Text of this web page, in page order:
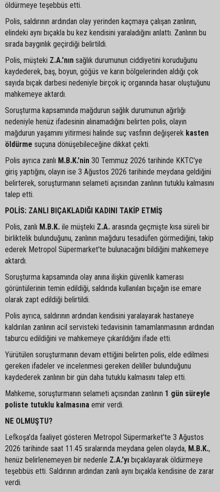
öldürmeye teşebbüs etti.
Polis, saldırının ardından olay yerinden kaçmaya çalışan zanlının,
elindeki aynı bıçakla bu kez kendisini yaraladığını anlattı. Zanlının bu
sırada baygınlık geçirdiği belirtildi.
Polis, müşteki Z.A.'nın sağlık durumunun ciddiyetini koruduğunu
kaydederek, baş, boyun, göğüs ve karın bölgelerinden aldığı çok
sayıda bıçak darbesi nedeniyle birçok iç organında hasar oluştuğunu
mahkemeye aktardı.
Soruşturma kapsamında mağdurun sağlık durumunun ağırlığı
nedeniyle henüz ifadesinin alınamadığını belirten polis, olayın
mağdurun yaşamını yitirmesi halinde suç vasfının değişerek kasten
öldürme suçuna dönüşebileceğine dikkat çekti.
Polis ayrıca zanlı M.B.K.'nin 30 Temmuz 2026 tarihinde KKTC'ye
giriş yaptığını, olayın ise 3 Ağustos 2026 tarihinde meydana geldiğini
belirterek, soruşturmanın selameti açısından zanlının tutuklu kalmasını
talep etti.
POLİS: ZANLI BIÇAKLADIĞI KADINI TAKİP ETMİŞ
Polis, zanlı M.B.K. ile müşteki Z.A. arasında geçmişte kısa süreli bir
birliktelik bulunduğunu, zanlının mağduru tesadüfen görmediğini, takip
ederek Metropol Süpermarket'te bulunacağını bildiğini mahkemeye
aktardı.
Soruşturma kapsamında olay anına ilişkin güvenlik kamerası
görüntülerinin temin edildiği, saldırıda kullanılan bıçağın ise emare
olarak zapt edildiği belirtildi.
Polis ayrıca, saldırının ardından kendisini yaralayarak hastaneye
kaldırılan zanlının acil servisteki tedavisinin tamamlanmasının ardından
taburcu edildiğini ve mahkemeye çıkarıldığını ifade etti.
Yürütülen soruşturmanın devam ettiğini belirten polis, elde edilmesi
gereken ifadeler ve incelenmesi gereken deliller bulunduğunu
kaydederek zanlının bir gün daha tutuklu kalmasını talep etti.
Mahkeme, soruşturmanın selameti açısından zanlının 1 gün süreyle
poliste tutuklu kalmasına emir verdi.
NE OLMUŞTU?
Lefkoşa'da faaliyet gösteren Metropol Süpermarket'te 3 Ağustos
2026 tarihinde saat 11.45 sıralarında meydana gelen olayda, M.B.K.,
henüz belirlenemeyen bir nedenle Z.A.'yı bıçaklayarak öldürmeye
teşebbüs etti. Saldırının ardından zanlı aynı bıçakla kendisine de zarar
verdi.